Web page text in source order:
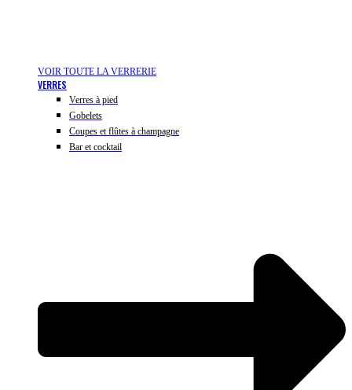
VOIR TOUTE LA VERRERIE
VERRES
Verres à pied
Gobelets
Coupes et flûtes à champagne
Bar et cocktail